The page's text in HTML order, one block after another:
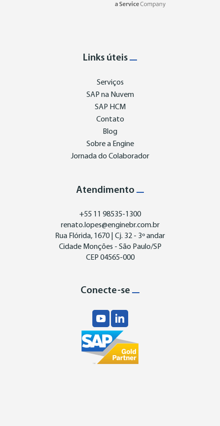
Links úteis
Serviços
SAP na Nuvem
SAP HCM
Contato
Blog
Sobre a Engine
Jornada do Colaborador
Atendimento
+55 11 98535-1300
renato.lopes@enginebr.com.br
Rua Flórida, 1670 | Cj. 32 - 3º andar
Cidade Monções - São Paulo/SP
CEP 04565-000
Conecte-se